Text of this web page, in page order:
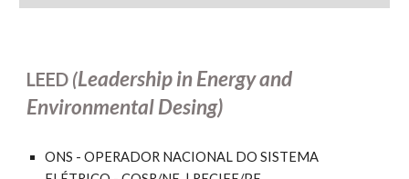
LEED (Leadership in Energy and
Environmental Desing)
ONS - OPERADOR NACIONAL DO SISTEMA